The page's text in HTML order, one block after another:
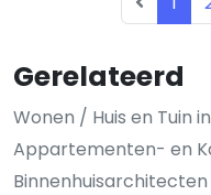
Gerelateerd
Wonen / Huis en Tuin
Appartementen- en
Binnenhuisarchitecten